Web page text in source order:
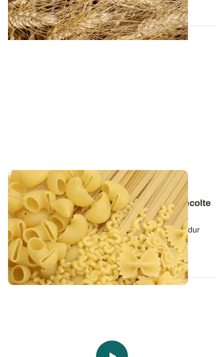
07 JUILL. 2026
Enquête FranceAgriMer / ARVALIS - La
plaquette « Qualité des blés durs » de la récolte
2025 est disponible
Retrouvez les résultats des 130 échantillons de blé dur
prélevés à l’entrée des silos de...
29 SEPT. 2025